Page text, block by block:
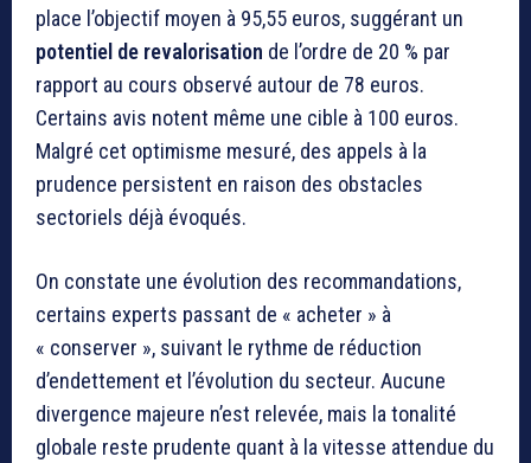
place l’objectif moyen à 95,55 euros, suggérant un
potentiel de revalorisation de l’ordre de 20 % par
rapport au cours observé autour de 78 euros.
Certains avis notent même une cible à 100 euros.
Malgré cet optimisme mesuré, des appels à la
prudence persistent en raison des obstacles
sectoriels déjà évoqués.
On constate une évolution des recommandations,
certains experts passant de « acheter » à
« conserver », suivant le rythme de réduction
d’endettement et l’évolution du secteur. Aucune
divergence majeure n’est relevée, mais la tonalité
globale reste prudente quant à la vitesse attendue du